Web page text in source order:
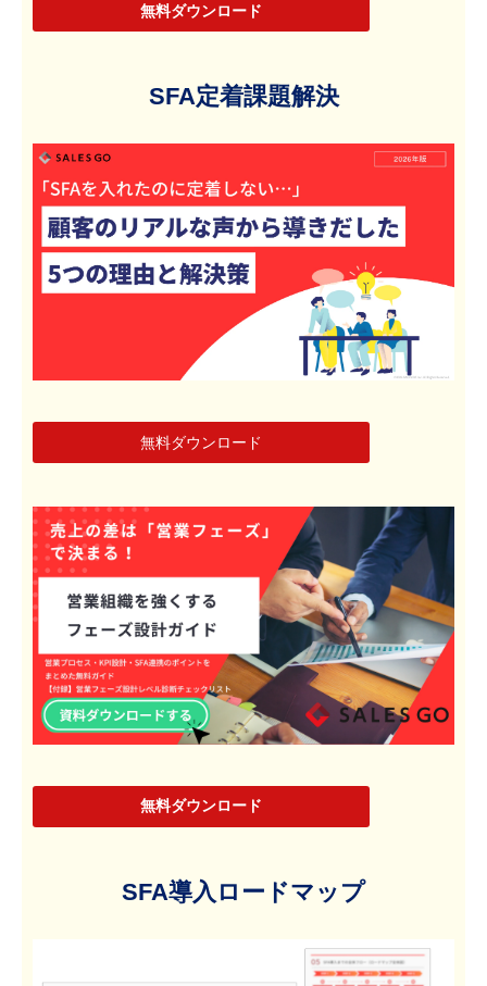
無料ダウンロード
SFA定着課題解決
無料ダウンロード
無料ダウンロード
SFA導入ロードマップ